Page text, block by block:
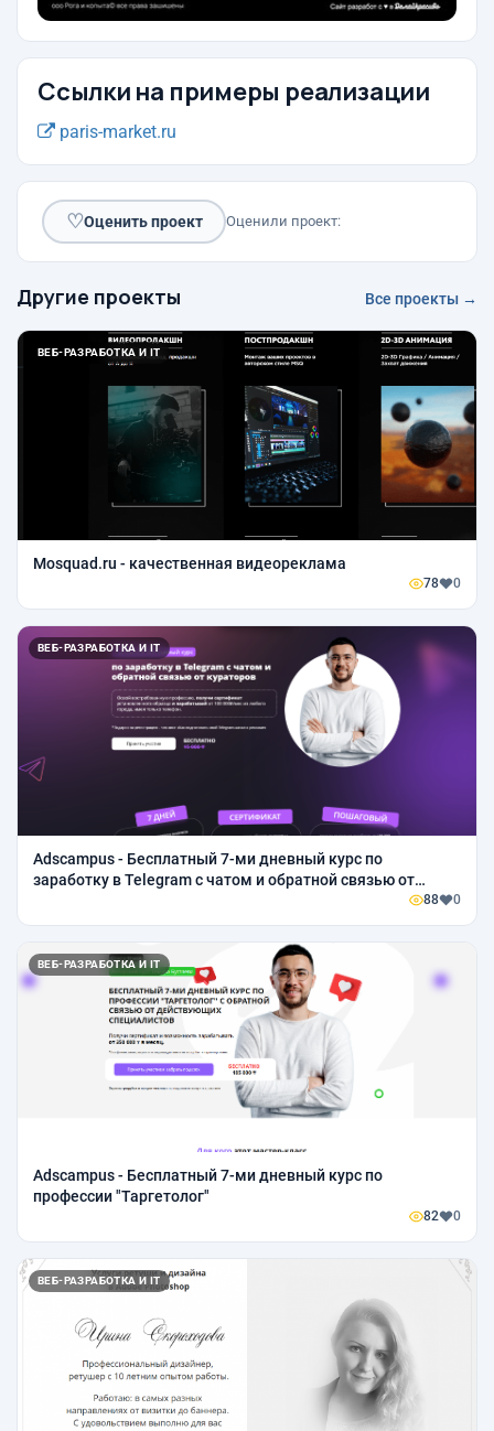
Ссылки на примеры реализации
paris-market.ru
♡Оценить проект Оценили проект:
Другие проекты Все проекты →
ВЕБ-РАЗРАБОТКА И IT
Mosquad.ru - качественная видеореклама
78 0
ВЕБ-РАЗРАБОТКА И IT
Аdscampus - Бесплатный 7-ми дневный курс по
заработку в Telegram с чатом и обратной связью от
88 0
ВЕБ-РАЗРАБОТКА И IT
Аdscampus - Бесплатный 7-ми дневный курс по
профессии "Таргетолог"
82 0
ВЕБ-РАЗРАБОТКА И IT